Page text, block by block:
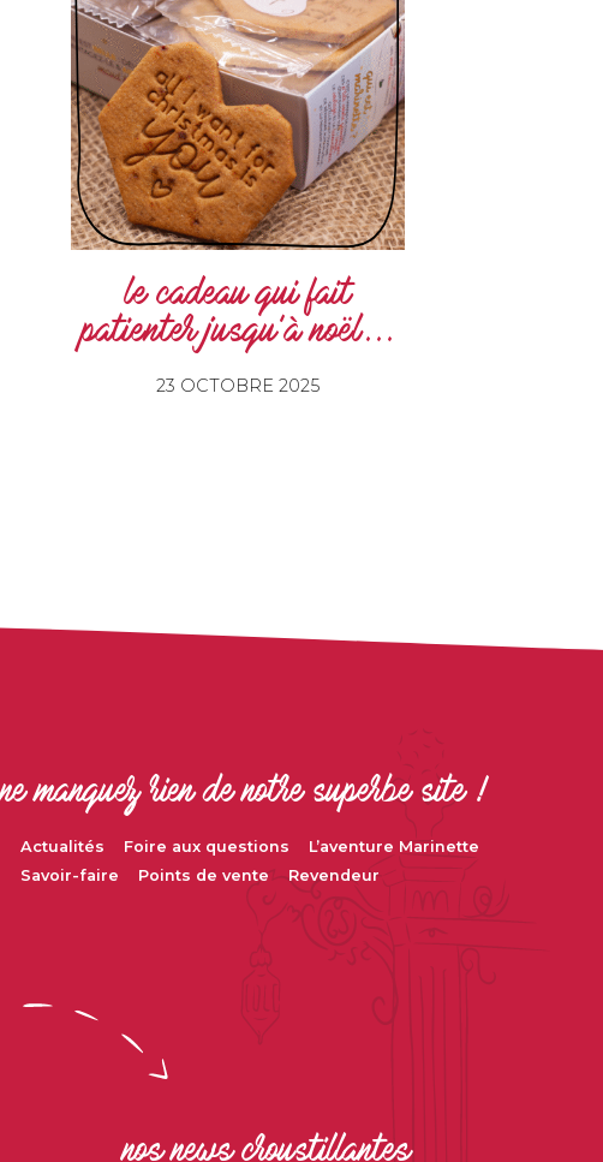
le cadeau qui fait
patienter jusqu’à noël...
23 OCTOBRE 2025
ne manquez rien de notre superbe site !
Actualités Foire aux questions
L’aventure Marinette
Savoir-faire
Points de vente Revendeur
nos news croustillantes